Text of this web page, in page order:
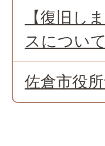
【復旧し
スについて
佐倉市役